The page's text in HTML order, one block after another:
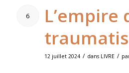
6
L’empire
12 juillet 2024 / dans LIVRE /